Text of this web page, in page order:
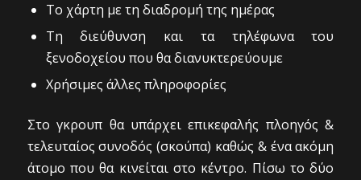
Το χάρτη με τη διαδρομή της ημέρας
Τη διεύθυνση και τα τηλέφωνα του
ξενοδοχείου που θα διανυκτερεύουμε
Χρήσιμες άλλες πληροφορίες
Στο γκρουπ θα υπάρχει επικεφαλής πλοηγός &
τελευταίος συνοδός (σκούπα) καθώς & ένα ακόμη
άτομο που θα κινείται στο κέντρο. Πίσω το δύο